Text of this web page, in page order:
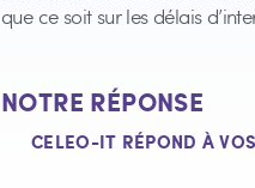
que ce soit sur les délais
NOTRE RÉPONSE
CELEO-IT RÉPOND À